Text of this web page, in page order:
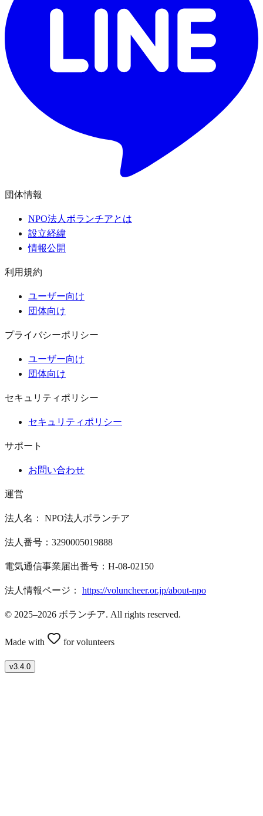
団体情報
NPO法人ボランチアとは
設立経緯
情報公開
利用規約
ユーザー向け
団体向け
プライバシーポリシー
ユーザー向け
団体向け
セキュリティポリシー
セキュリティポリシー
サポート
お問い合わせ
運営
法人名： NPO法人ボランチア
法人番号：3290005019888
電気通信事業届出番号：H-08-02150
法人情報ページ： https://voluncheer.or.jp/about-npo
© 2025–2026 ボランチア. All rights reserved.
Made with for volunteers
v3.4.0